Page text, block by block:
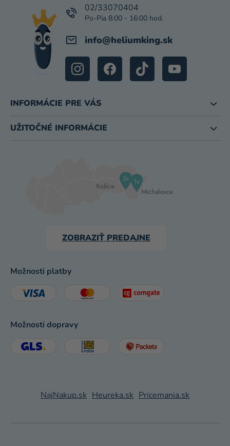
info@heliumking.sk
02/33070404
INFORMÁCIE PRE VÁS
UŽITOČNÉ INFORMÁCIE
ZOBRAZIŤ PREDAJNE
Možnosti platby
Možnosti dopravy
NajNakup.sk Heureka.sk Pricemania.sk